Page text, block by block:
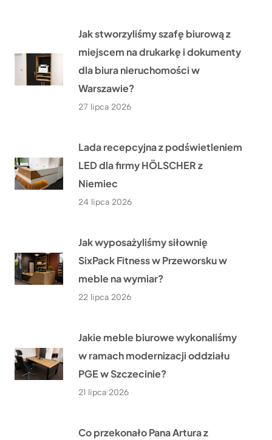
Jak stworzyliśmy szafę biurową z
miejscem na drukarkę i dokumenty
dla biura nieruchomości w
Warszawie?
27 lipca 2026
Lada recepcyjna z podświetleniem
LED dla firmy HÖLSCHER z
Niemiec
24 lipca 2026
Jak wyposażyliśmy siłownię
SixPack Fitness w Przeworsku w
meble na wymiar?
22 lipca 2026
Jakie meble biurowe wykonaliśmy
w ramach modernizacji oddziału
PGE w Szczecinie?
21 lipca 2026
Co przekonało Pana Artura z